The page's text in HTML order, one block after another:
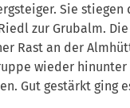
Sie
zur Grubalm.
Rast an der
wieder
Gut gestärkt ging